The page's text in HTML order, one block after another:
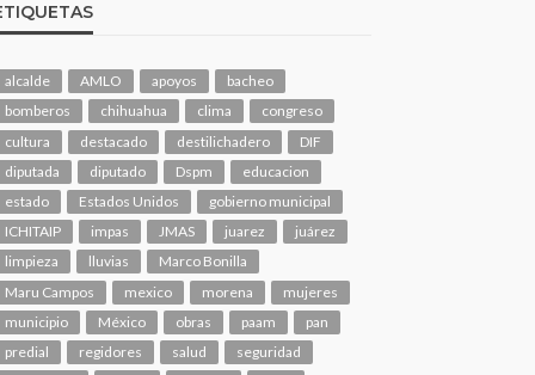
alcalde AMLO apoyos
bacheo
bomberos
chihuahua clima
congreso
cultura
destacado destilichadero
DIF
diputada
diputado Dspm
educacion
estado
Estados Unidos
gobierno municipal
ICHITAIP
impas JMAS juarez
juárez
limpieza
lluvias
Marco Bonilla
Maru Campos
mexico morena
mujeres
municipio
México obras paam
pan
predial
regidores salud
seguridad